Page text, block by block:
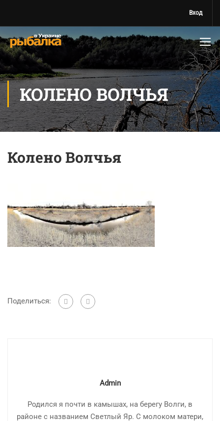
Вход
КОЛЕНО ВОЛЧЬЯ
Колено Волчья
Поделиться:
Admin
Родился я почти в камышах, на берегу Волги, в
районе с названием Светлый Яр. С молоком матери,